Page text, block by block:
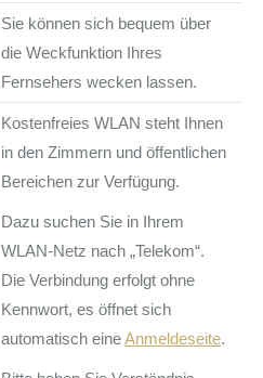
Sie können sich bequem über
die Weckfunktion Ihres
Fernsehers wecken lassen.
Kostenfreies WLAN steht Ihnen
in den Zimmern und öffentlichen
Bereichen zur Verfügung.
Dazu suchen Sie in Ihrem
WLAN-Netz nach „Telekom“.
Die Verbindung erfolgt ohne
Kennwort, es öffnet sich
automatisch eineAnmeldeseite.